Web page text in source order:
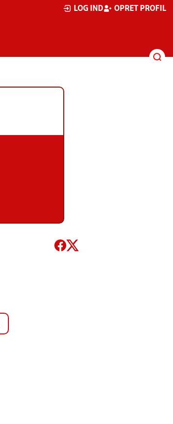
LOG IND OPRET PROFIL